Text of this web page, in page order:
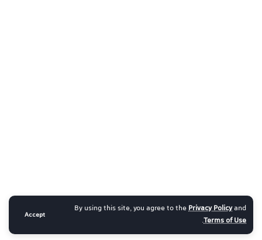
By using this site, you agree to thePrivacy Policyand
Terms of Use
.
Accept